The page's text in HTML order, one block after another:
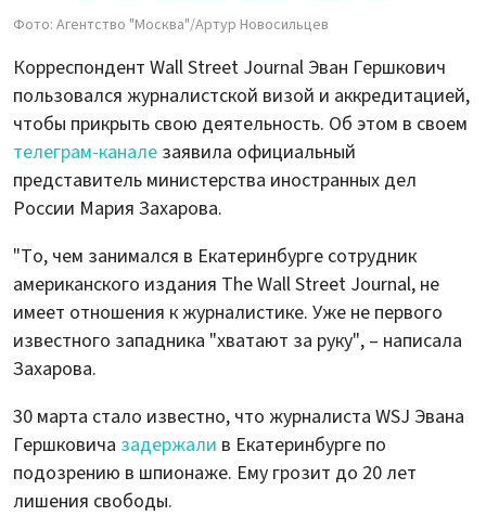
Фото: Агентство "Москва"/Артур Новосильцев
Корреспондент Wall Street Journal Эван Гершкович
пользовался журналистской визой и аккредитацией,
чтобы прикрыть свою деятельность. Об этом в своем
телеграм-канале заявила официальный
представитель министерства иностранных дел
России Мария Захарова.
"То, чем занимался в Екатеринбурге сотрудник
американского издания The Wall Street Journal, не
имеет отношения к журналистике. Уже не первого
известного западника "хватают за руку", – написала
Захарова.
30 марта стало известно, что журналиста WSJ Эвана
Гершковича задержали в Екатеринбурге по
подозрению в шпионаже. Ему грозит до 20 лет
лишения свободы.